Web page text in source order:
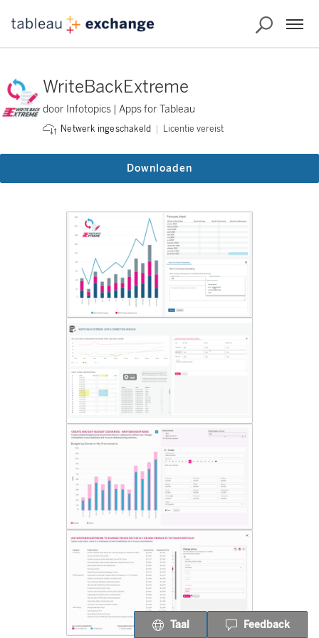
WriteBackExtreme
door Infotopics | Apps for Tableau
Netwerk ingeschakeld Licentie vereist
Downloaden
Taal Feedback